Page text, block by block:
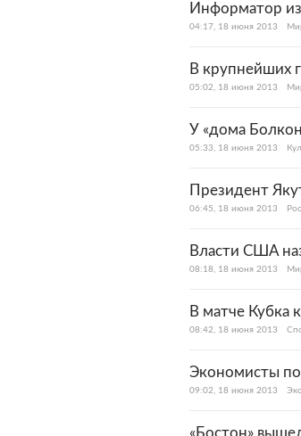
Информатор
04:17, 18 июня 2013
В крупнейших
05:02, 18 июня 2013
У «дома
05:33, 18 июня 2013
Президент
06:45, 18 июня 2013
Власти США
08:18, 18 июня 2013
В матче Кубка
08:42, 18 июня 2013
Экономисты
09:02, 18 июня 2013
«Бостон»